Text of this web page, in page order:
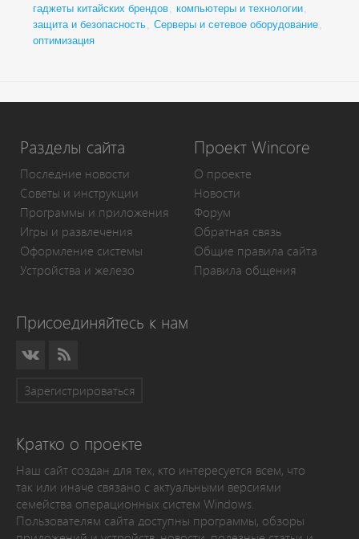
гаджеты китайских брендов, компьютеры и технологии,
защита и безопасность, Серверы и сетевое оборудование,
оптимизация
Разделы сайта
Последние новости
Советы и инструкции
Программы и приложения
Игры и развлечения
Оформление системы
Устройства и железо
Проект Wincore
О проекте
Новости
Форум
Обратная связь
Общие правила сайта
Правила общения
Присоединяйтесь к нам
Зарегистрироваться
Кратко о проекте
Наш сайт создан для тех, кто интересуется всем, что
так или иначе связано с актуальными версиями
семейства операционных систем Windows.
Пользователям сайта доступны программы, обзоры